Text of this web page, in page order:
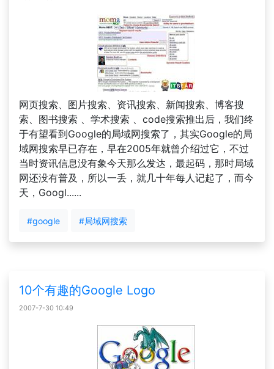
网页搜索、图片搜索、资讯搜索、新闻搜索、博客搜
索、图书搜索 、学术搜索 、code搜索推出后，我们终
于有望看到Google的局域网搜索了，其实Google的局
域网搜索早已存在，早在2005年就曾介绍过它，不过
当时资讯信息没有象今天那么发达，最起码，那时局域
网还没有普及，所以一丢，就几十年每人记起了，而今
天，Googl......
#google #局域网搜索
10个有趣的Google Logo
2007-7-30 10:49